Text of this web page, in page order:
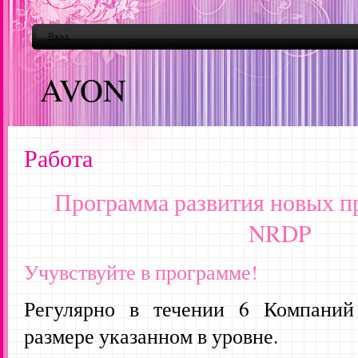
AVON
Вход
Работа
Программа развития новых
NRDP
Учувствуйте в программе!
Регулярно в течении 6
размере указанном в уровне.